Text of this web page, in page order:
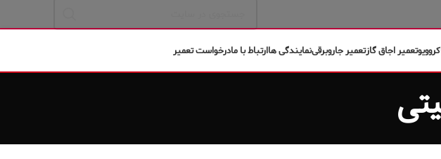
تعمیر اجاق گازتعمیر جاروبرقینمایندگی هاارتباط با مادرخواست تعمیر